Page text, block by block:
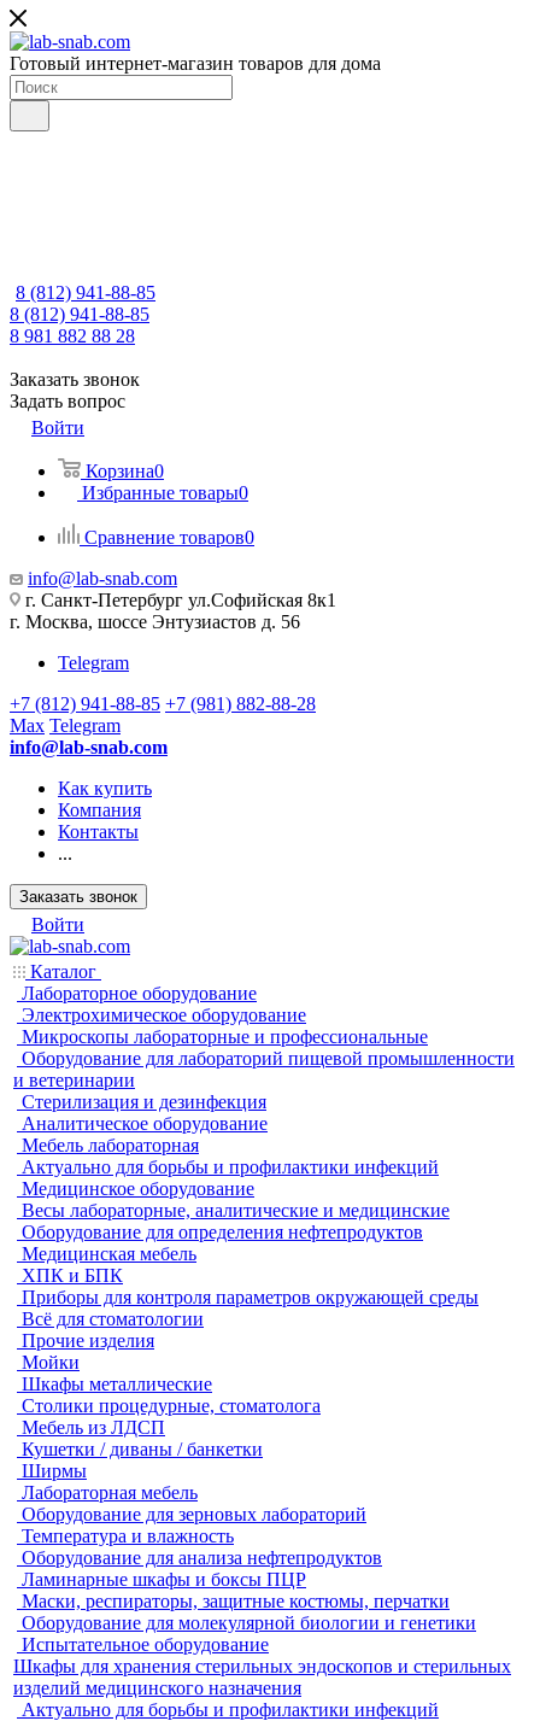
Готовый интернет-магазин товаров для дома
8 (812) 941-88-85
8 (812) 941-88-85
8 981 882 88 28
Заказать звонок
Задать вопрос
Войти
Корзина0
Избранные товары0
Сравнение товаров0
info@lab-snab.com
г. Санкт-Петербург ул.Софийская 8к1
г. Москва, шоссе Энтузиастов д. 56
Telegram
+7 (812) 941-88-85 +7 (981) 882-88-28
Max Telegram
info@lab-snab.com
Как купить
Компания
Контакты
...
Заказать звонок
Войти
Каталог
Лабораторное оборудование
Электрохимическое оборудование
Микроскопы лабораторные и профессиональные
Оборудование для лабораторий пищевой промышленности
и ветеринарии
Стерилизация и дезинфекция
Аналитическое оборудование
Мебель лабораторная
Актуально для борьбы и профилактики инфекций
Медицинское оборудование
Весы лабораторные, аналитические и медицинские
Оборудование для определения нефтепродуктов
Медицинская мебель
ХПК и БПК
Приборы для контроля параметров окружающей среды
Всё для стоматологии
Прочие изделия
Мойки
Шкафы металлические
Столики процедурные, стоматолога
Мебель из ЛДСП
Кушетки / диваны / банкетки
Ширмы
Лабораторная мебель
Оборудование для зерновых лабораторий
Температура и влажность
Оборудование для анализа нефтепродуктов
Ламинарные шкафы и боксы ПЦР
Маски, респираторы, защитные костюмы, перчатки
Оборудование для молекулярной биологии и генетики
Испытательное оборудование
Шкафы для хранения стерильных эндоскопов и стерильных
изделий медицинского назначения
Актуально для борьбы и профилактики инфекций